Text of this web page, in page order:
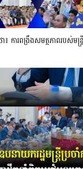
ការពង្រឹងសមត្ថភាពរបស់មន្